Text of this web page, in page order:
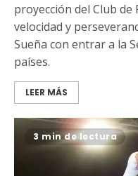
proyección del Club de
velocidad y
Sueña con entrar a la
países.
LEER MÁS
3 min de lectura